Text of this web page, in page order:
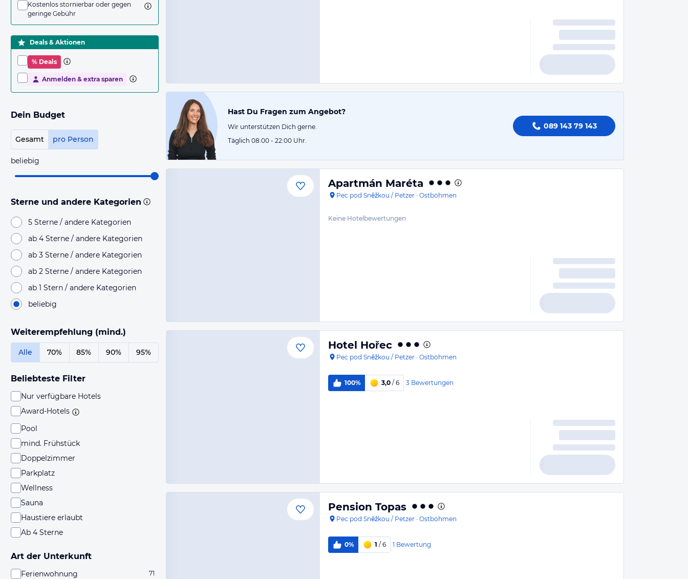
Kostenlos stornierbar oder gegen
geringe Gebühr
Deals & Aktionen
% Deals
Anmelden & extra sparen
Dein Budget
Gesamt pro Person
beliebig
Sterne und andere Kategorien
5 Sterne / andere Kategorien
ab 4 Sterne / andere Kategorien
ab 3 Sterne / andere Kategorien
ab 2 Sterne / andere Kategorien
ab 1 Stern / andere Kategorien
beliebig
Weiterempfehlung (mind.)
Alle 70% 85% 90% 95%
Beliebteste Filter
Nur verfügbare Hotels
Award-Hotels
Pool
mind. Frühstück
Doppelzimmer
Parkplatz
Wellness
Sauna
Haustiere erlaubt
Ab 4 Sterne
Art der Unterkunft
Ferienwohnung 71
Hast Du Fragen zum Angebot?
Wir unterstützen Dich gerne.
Täglich 08:00 - 22:00 Uhr.
089 143 79 143
Apartmán Maréta
Pec pod Sněžkou / Petzer · Ostböhmen
Keine Hotelbewertungen
Hotel Hořec
Pec pod Sněžkou / Petzer · Ostböhmen
100% 3,0 / 6 3 Bewertungen
Pension Topas
Pec pod Sněžkou / Petzer · Ostböhmen
0% 1 / 6 1 Bewertung